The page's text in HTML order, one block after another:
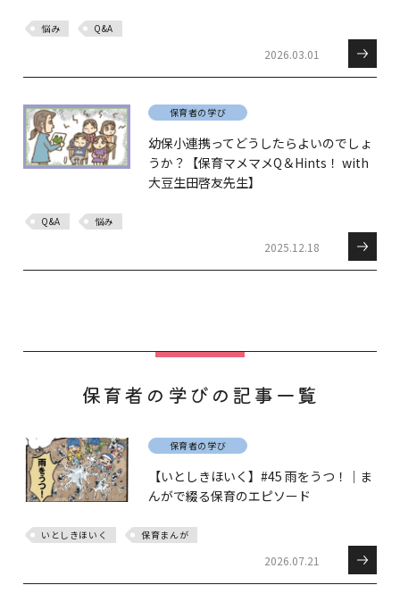
悩み Q&A
2026.03.01
保育者の学び
幼保小連携ってどうしたらよいのでしょ
うか？【保育マメマメQ＆Hints！ with
大豆生田啓友先生】
Q&A 悩み
2025.12.18
保育者の学びの記事一覧
保育者の学び
【いとしきほいく】#45 雨をうつ！｜ま
んがで綴る保育のエピソード
いとしきほいく 保育まんが
2026.07.21